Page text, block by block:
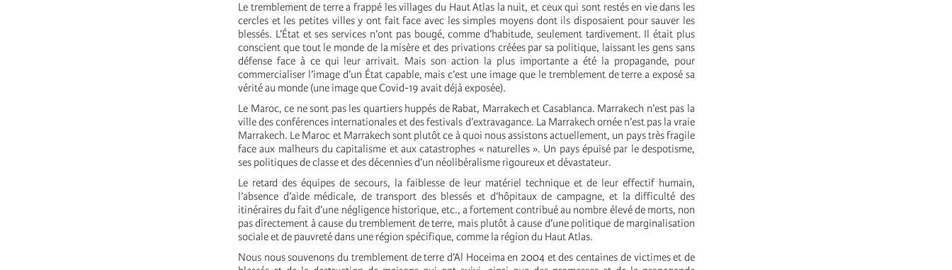
Le tremblement de terre a frappé les villages du Haut Atlas la nuit, et ceux qui sont restés en vie dans les
cercles et les petites villes y ont fait face avec les simples moyens dont ils disposaient pour sauver les
blessés. L’État et ses services n’ont pas bougé, comme d’habitude, seulement tardivement. Il était plus
conscient que tout le monde de la misère et des privations créées par sa politique, laissant les gens sans
défense face à ce qui leur arrivait. Mais son action la plus importante a été la propagande, pour
commercialiser l’image d’un État capable, mais c’est une image que le tremblement de terre a exposé sa
vérité au monde (une image que Covid-19 avait déjà exposée).
Le Maroc, ce ne sont pas les quartiers huppés de Rabat, Marrakech et Casablanca. Marrakech n’est pas la
ville des conférences internationales et des festivals d’extravagance. La Marrakech ornée n’est pas la vraie
Marrakech. Le Maroc et Marrakech sont plutôt ce à quoi nous assistons actuellement, un pays très fragile
face aux malheurs du capitalisme et aux catastrophes « naturelles ». Un pays épuisé par le despotisme,
ses politiques de classe et des décennies d’un néolibéralisme rigoureux et dévastateur.
Le retard des équipes de secours, la faiblesse de leur matériel technique et de leur effectif humain,
l’absence d’aide médicale, de transport des blessés et d’hôpitaux de campagne, et la difficulté des
itinéraires du fait d’une négligence historique, etc., a fortement contribué au nombre élevé de morts, non
pas directement à cause du tremblement de terre, mais plutôt à cause d’une politique de marginalisation
sociale et de pauvreté dans une région spécifique, comme la région du Haut Atlas.
Nous nous souvenons du tremblement de terre d’Al Hoceima en 2004 et des centaines de victimes et de